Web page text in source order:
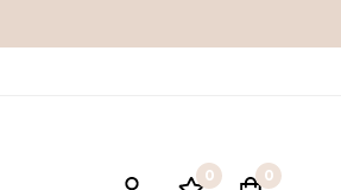
0 0